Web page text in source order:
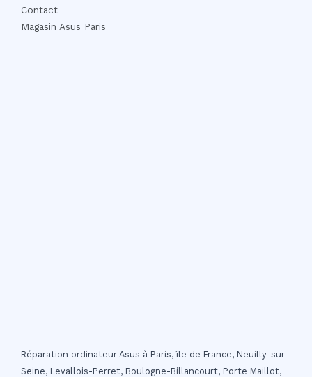
Contact
Magasin Asus Paris
Réparation ordinateur Asus à Paris, île de France, Neuilly-sur-
Seine, Levallois-Perret, Boulogne-Billancourt, Porte Maillot,